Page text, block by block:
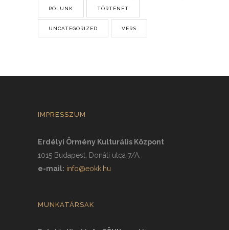
RÓLUNK TÖRTÉNET
UNCATEGORIZED VERS
IMPRESSZUM
Erdélyi Örmény Kulturális Központ
1015 Budapest, Donáti utca 7/A.
e-mail: info@eokk.hu
MUNKATÁRSAK